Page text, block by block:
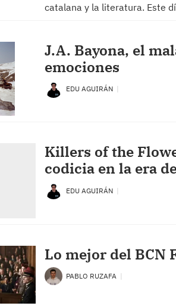
catalana y la literatura. Este
J.A. Bayona, el
emociones
EDU AGUIRÁN
Killers of the
codicia en la era
EDU AGUIRÁN
Lo mejor del BCN
PABLO RUZAFA